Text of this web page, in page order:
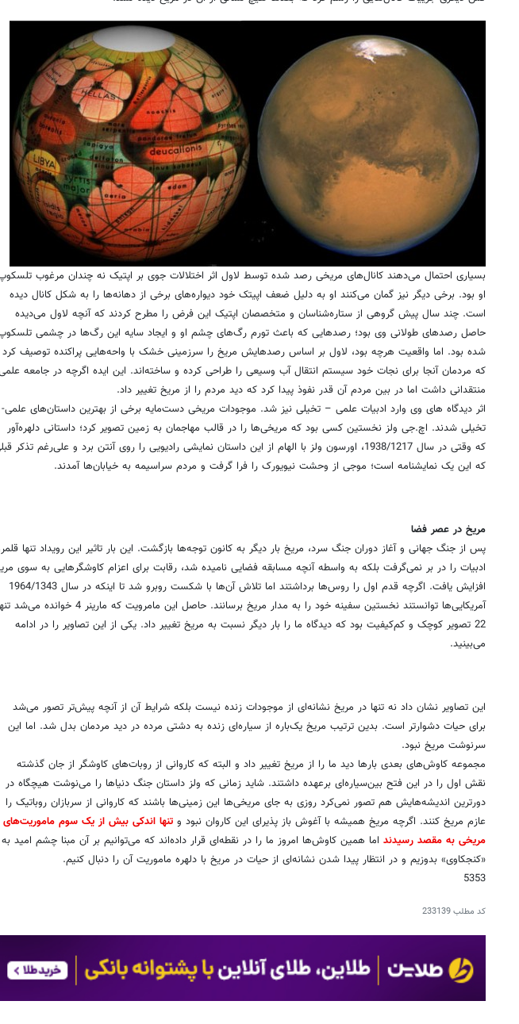
مریخی‌های سبزرنگ
کمیل فلاماریون، ستاره‌شناس و نویسنده علمی تخیلی در کتاب خود با نام «سیاره مریخ و شرایط زیست‌پذیر آن» که در
1892 به یکی از پرفروش‌ترین کتاب‌های سال بدل شد، تحت تأثیر یافته‌های شیاپارلی دست به توصیف مریخ زد و
نوشت: «انکار اینکه مریخ میزبان انسان‌های هوشمندی است که هوشمندی و روش عمل آن‌ها بسیار فراتر از ماست،
اشتباه خواهد بود… همچنین ما نمی‌توانیم این مساله را انکار کنیم که آن‌ها رودخانه‌های طبیعی مریخ را اصلاح کرده و
سیستمی از کانال‌های عظیم حفر کرده‌اند تا جریان آبی عظیمی در سطح کل سیاره به وجود آورند».
اگرچه در سال 1893 شیاپارلی رسما اعلام کرد دلیلی نمی‌بیند که این کانال‌ها ساخته دست موجودات هوشمند باشد، اما
این موضع‌گیری بسیار دیرهنگام بود چرا که در شب عید سال نو 1893 کتاب فلاماریون به دست مردی رسید که به یکی
از چهره‌های جدی پشتیبان نظریه کانال‌های دست‌ساز و همین‌طور حیات مریخی بدل شد و او کسی نبود جز پرسیوال
لاول. لاوال که تاجری متمول بود شیفته مریخ شد و با ساخت رصدخانه‌ای بزرگ به رصد مریخ پرداخت و بیش از هر
کس دیگری جزییات کانال‌هایی را رسم کرد که بعدها هیچ نشانی از آن در مریخ دیده نشد.
او بود. برخی دیگر نیز گمان می‌کنند او به دلیل ضعف اپیتک خود دیواره‌های برخی از دهانه‌ها را به شکل کانال دیده
است. چند سال پیش گروهی از ستاره‌شناسان و متخصصان اپتیک این فرض را مطرح کردند که آنچه لاول می‌دیده
حاصل رصدهای طولانی وی بود؛ رصدهایی که باعث تورم رگ‌های چشم او و ایجاد سایه این رگ‌ها در چشمی
شده بود. اما واقعیت هرچه بود، لاول بر اساس رصدهایش مریخ را سرزمینی خشک با واحه‌هایی پراکنده توصیف کرد
که مردمان آنجا برای نجات خود سیستم انتقال آب وسیعی را طراحی کرده و ساخته‌اند. این ایده اگرچه در جامعه
منتقدانی داشت اما در بین مردم آن قدر نفوذ پیدا کرد که دید مردم را از مریخ تغییر داد.
اثر دیدگاه های وی وارد ادبیات علمی – تخیلی نیز شد. موجودات مریخی دست‌مایه برخی از بهترین داستان‌های علمی‌-
که این یک نمایشنامه است؛ موجی از وحشت نیویورک را فرا گرفت و مردم سراسیمه به خیابان‌ها آمدند.
مریخ در عصر فضا
پس از جنگ جهانی و آغاز دوران جنگ سرد، مریخ بار دیگر به کانون توجه‌ها بازگشت. این بار تاثیر این رویداد تنها قلمرو
ادبیات را در بر نمی‌گرفت بلکه به واسطه آنچه مسابقه فضایی نامیده شد، رقابت برای اعزام کاوشگرهایی به سوی مریخ
افزایش یافت. اگرچه قدم اول را روس‌ها برداشتند اما تلاش آن‌ها با شکست روبرو شد تا اینکه در سال 1964/1343
آمریکایی‌ها توانستند نخستین سفینه خود را به مدار مریخ برسانند. حاصل این مامرویت که مارینر 4 خوانده می‌شد تنها
22 تصویر کوچک و کم‌کیفیت بود که دیدگاه ما را بار دیگر نسبت به مریخ تغییر داد. یکی از این تصاویر را در ادامه
می‌بینید.
برای حیات دشوارتر است. بدین ترتیب مریخ یک‌باره از سیاره‌ای زنده به دشتی مرده در دید مردمان بدل شد. اما این
سرنوشت مریخ نبود.
مجموعه کاوش‌های بعدی بارها دید ما را از مریخ تغییر داد و البته که کاروانی از روبات‌های کاوشگر از جان گذشته